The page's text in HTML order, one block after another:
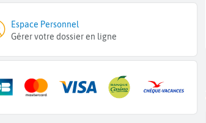
Espace Personnel
Gérer votre dossier en ligne